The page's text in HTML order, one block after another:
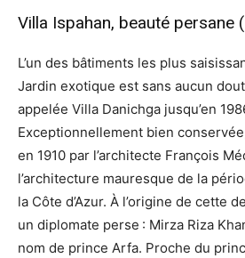
Villa Ispahan, beauté persane
L’un des bâtiments les plus
Jardin exotique est sans aucun
appelée Villa Danichga jusqu’en
Exceptionnellement bien
en 1910 par l’architecte François
l’architecture mauresque de la
la Côte d’Azur. À l’origine de cette
un diplomate perse : Mirza Riza
nom de prince Arfa. Proche du